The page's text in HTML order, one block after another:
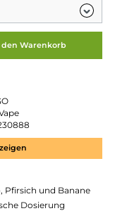
Uhr.
die Schaltflächen um
anzeigen